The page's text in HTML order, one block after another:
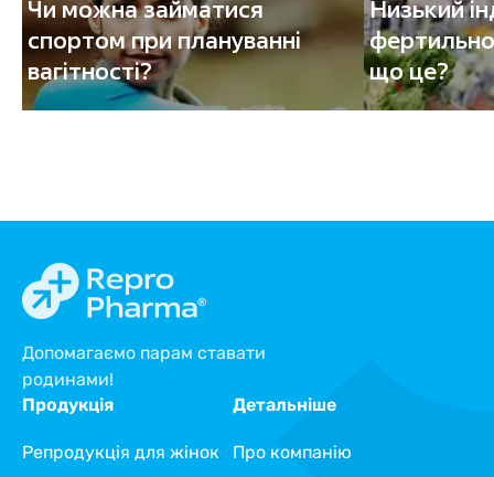
Чи можна займатися
спортом при плануванні
вагітності?
Низький
що це?
Допомагаємо парам ставати
родинами!
Детальніше
Про компанію
Продукція
Репродукція для жінок